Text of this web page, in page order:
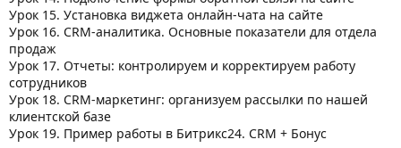
Урок 15. Установка виджета онлайн-чата на сайте
Урок 16. CRM-аналитика. Основные показатели для отдела
продаж
Урок 17. Отчеты: контролируем и корректируем работу
сотрудников
Урок 18. CRM-маркетинг: организуем рассылки по нашей
клиентской базе
Урок 19. Пример работы в Битрикс24. CRM + Бонус